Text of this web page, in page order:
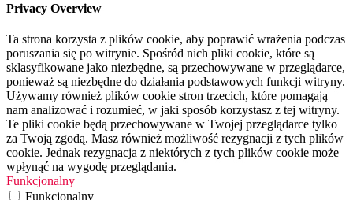
Privacy Overview
Ta strona korzysta z plików cookie, aby poprawić wrażenia podczas
poruszania się po witrynie. Spośród nich pliki cookie, które są
sklasyfikowane jako niezbędne, są przechowywane w przeglądarce,
ponieważ są niezbędne do działania podstawowych funkcji witryny.
Używamy również plików cookie stron trzecich, które pomagają
nam analizować i rozumieć, w jaki sposób korzystasz z tej witryny.
Te pliki cookie będą przechowywane w Twojej przeglądarce tylko
za Twoją zgodą. Masz również możliwość rezygnacji z tych plików
cookie. Jednak rezygnacja z niektórych z tych plików cookie może
wpłynąć na wygodę przeglądania.
Funkcjonalny
Funkcjonalny